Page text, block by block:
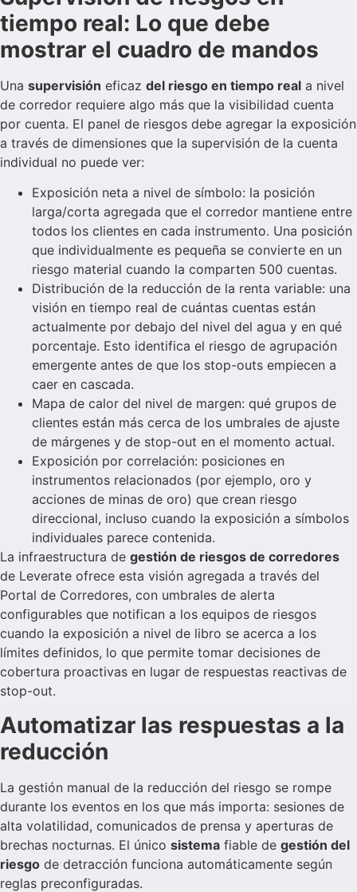
tiempo real: Lo que debe
mostrar el cuadro de mandos
Una supervisión eficaz del riesgo en tiempo real a nivel
de corredor requiere algo más que la visibilidad cuenta
por cuenta. El panel de riesgos debe agregar la exposición
a través de dimensiones que la supervisión de la cuenta
individual no puede ver:
Exposición neta a nivel de símbolo: la posición
larga/corta agregada que el corredor mantiene entre
todos los clientes en cada instrumento. Una posición
que individualmente es pequeña se convierte en un
riesgo material cuando la comparten 500 cuentas.
Distribución de la reducción de la renta variable: una
visión en tiempo real de cuántas cuentas están
actualmente por debajo del nivel del agua y en qué
porcentaje. Esto identifica el riesgo de agrupación
emergente antes de que los stop-outs empiecen a
caer en cascada.
Mapa de calor del nivel de margen: qué grupos de
clientes están más cerca de los umbrales de ajuste
de márgenes y de stop-out en el momento actual.
Exposición por correlación: posiciones en
instrumentos relacionados (por ejemplo, oro y
acciones de minas de oro) que crean riesgo
direccional, incluso cuando la exposición a símbolos
individuales parece contenida.
La infraestructura de gestión de riesgos de corredores
de Leverate ofrece esta visión agregada a través del
Portal de Corredores, con umbrales de alerta
configurables que notifican a los equipos de riesgos
cuando la exposición a nivel de libro se acerca a los
límites definidos, lo que permite tomar decisiones de
cobertura proactivas en lugar de respuestas reactivas de
stop-out.
Automatizar las respuestas a la
reducción
La gestión manual de la reducción del riesgo se rompe
durante los eventos en los que más importa: sesiones de
alta volatilidad, comunicados de prensa y aperturas de
brechas nocturnas. El único sistema fiable de gestión del
riesgo de detracción funciona automáticamente según
reglas preconfiguradas.